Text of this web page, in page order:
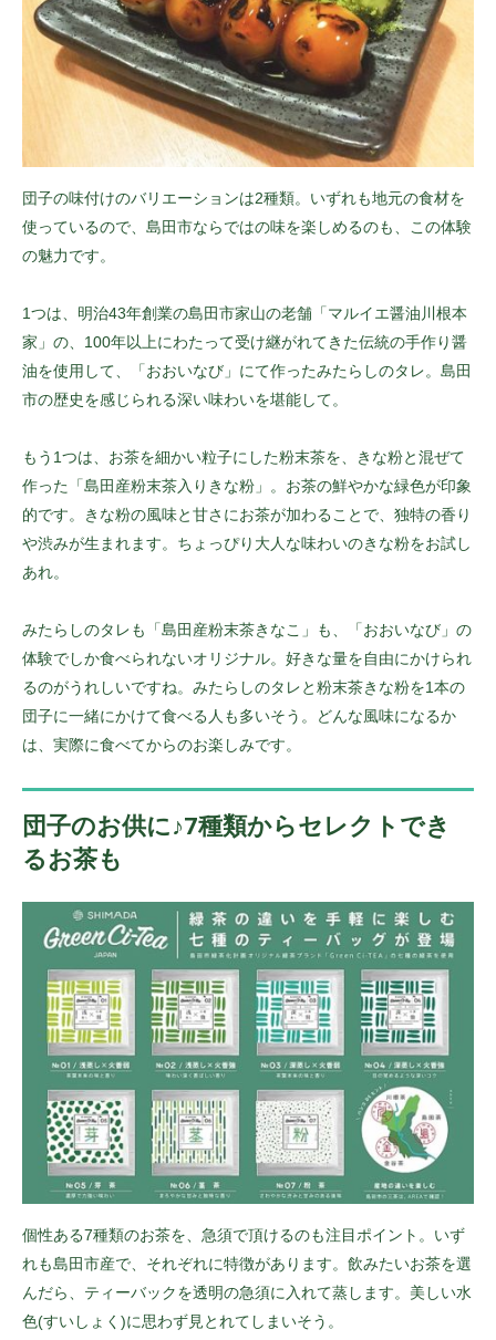
団子の味付けのバリエーションは2種類。いずれも地元の食材を
使っているので、島田市ならではの味を楽しめるのも、この体験
の魅力です。
1つは、明治43年創業の島田市家山の老舗「マルイエ醤油川根本
家」の、100年以上にわたって受け継がれてきた伝統の手作り醤
油を使用して、「おおいなび」にて作ったみたらしのタレ。島田
市の歴史を感じられる深い味わいを堪能して。
もう1つは、お茶を細かい粒子にした粉末茶を、きな粉と混ぜて
作った「島田産粉末茶入りきな粉」。お茶の鮮やかな緑色が印象
的です。きな粉の風味と甘さにお茶が加わることで、独特の香り
や渋みが生まれます。ちょっぴり大人な味わいのきな粉をお試し
あれ。
みたらしのタレも「島田産粉末茶きなこ」も、「おおいなび」の
体験でしか食べられないオリジナル。好きな量を自由にかけられ
るのがうれしいですね。みたらしのタレと粉末茶きな粉を1本の
団子に一緒にかけて食べる人も多いそう。どんな風味になるか
は、実際に食べてからのお楽しみです。
団子のお供に♪7種類からセレクトでき
るお茶も
個性ある7種類のお茶を、急須で頂けるのも注目ポイント。いず
れも島田市産で、それぞれに特徴があります。飲みたいお茶を選
んだら、ティーバックを透明の急須に入れて蒸します。美しい水
色(すいしょく)に思わず見とれてしまいそう。